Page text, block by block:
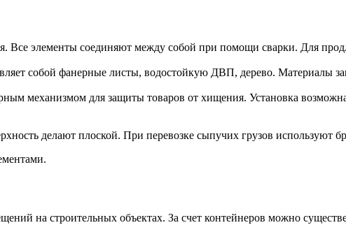
элементы соединяют между собой при помощи сварки. Для
собой фанерные листы, водостойкую ДВП, дерево. Материалы
механизмом для защиты товаров от хищения. Установка
делают плоской. При перевозке сыпучих грузов используют
на строительных объектах. За счет контейнеров можно